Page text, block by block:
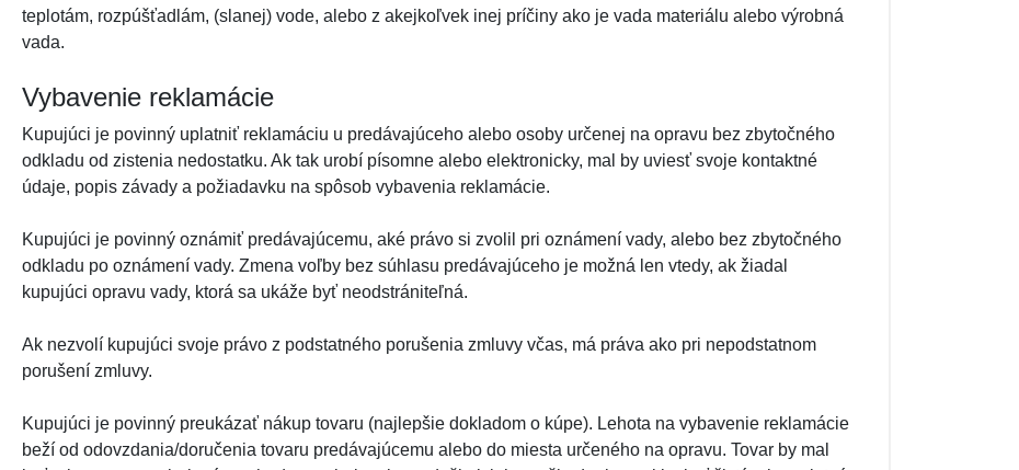
teplotám, rozpúšťadlám, (slanej) vode, alebo z akejkoľvek inej príčiny ako je vada materiálu alebo výrobná
vada.
Vybavenie reklamácie
Kupujúci je povinný uplatniť reklamáciu u predávajúceho alebo osoby určenej na opravu bez zbytočného
odkladu od zistenia nedostatku. Ak tak urobí písomne alebo elektronicky, mal by uviesť svoje kontaktné
údaje, popis závady a požiadavku na spôsob vybavenia reklamácie.
Kupujúci je povinný oznámiť predávajúcemu, aké právo si zvolil pri oznámení vady, alebo bez zbytočného
odkladu po oznámení vady. Zmena voľby bez súhlasu predávajúceho je možná len vtedy, ak žiadal
kupujúci opravu vady, ktorá sa ukáže byť neodstrániteľná.
Ak nezvolí kupujúci svoje právo z podstatného porušenia zmluvy včas, má práva ako pri nepodstatnom
porušení zmluvy.
Kupujúci je povinný preukázať nákup tovaru (najlepšie dokladom o kúpe). Lehota na vybavenie reklamácie
beží od odovzdania/doručenia tovaru predávajúcemu alebo do miesta určeného na opravu. Tovar by mal